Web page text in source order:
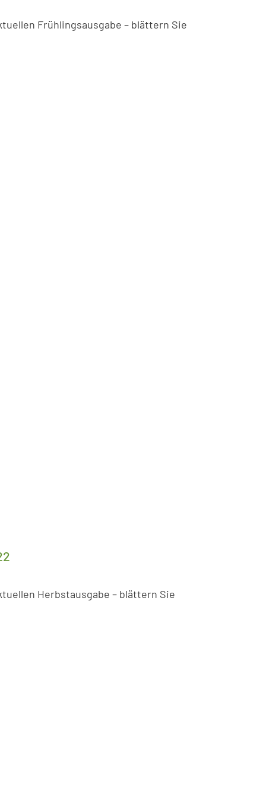
Frühlingsausgabe – blättern Sie
Herbstausgabe – blättern Sie